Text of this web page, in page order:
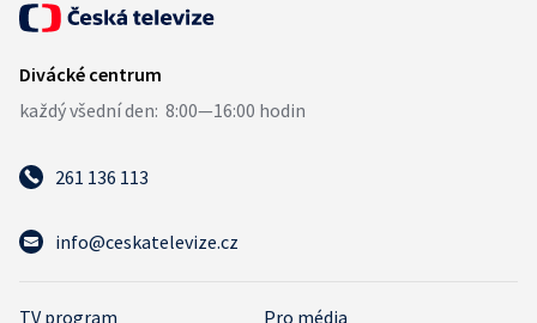
261 136 113
info@ceskatelevize.cz
TV program Pro média